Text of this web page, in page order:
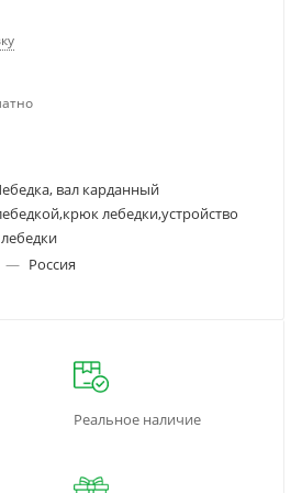
вал карданный
лебедки,устройство
— Россия
Реальное наличие